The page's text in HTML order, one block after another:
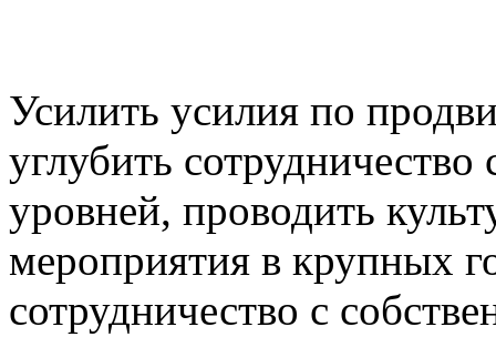
Усилить усилия по
углубить
уровней, проводить
мероприятия в крупных
сотрудничество с